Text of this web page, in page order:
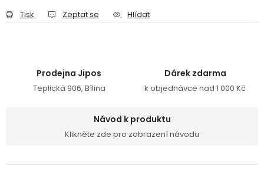
Tisk Zeptat se Hlídat
Prodejna Jipos
Teplická 906, Bílina
Dárek zdarma
k objednávce nad 1 000 Kč
Návod k produktu
Klikněte zde pro zobrazení návodu